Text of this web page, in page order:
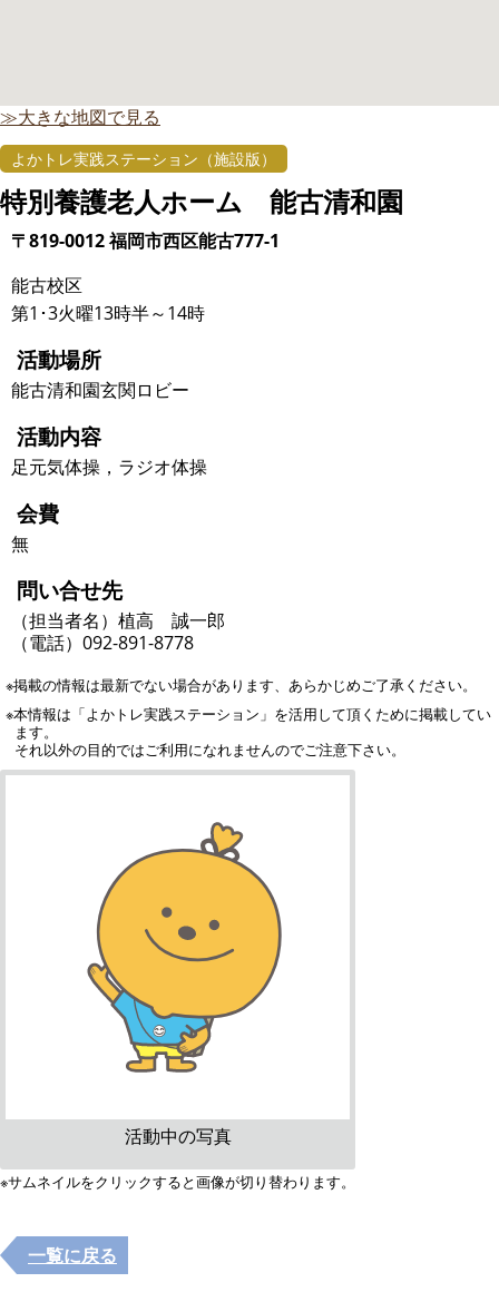
≫大きな地図で見る
よかトレ実践ステーション（施設版）
特別養護老人ホーム 能古清和園
〒819-0012 福岡市西区能古777-1
能古校区
第1･3火曜13時半～14時
活動場所
能古清和園玄関ロビー
活動内容
足元気体操，ラジオ体操
会費
無
問い合せ先
（担当者名）植高 誠一郎
（電話）092-891-8778
※掲載の情報は最新でない場合があります、あらかじめご了承ください。
※本情報は「よかトレ実践ステーション」を活用して頂くために掲載してい
ます。
それ以外の目的ではご利用になれませんのでご注意下さい。
活動中の写真
※サムネイルをクリックすると画像が切り替わります。
一覧に戻る